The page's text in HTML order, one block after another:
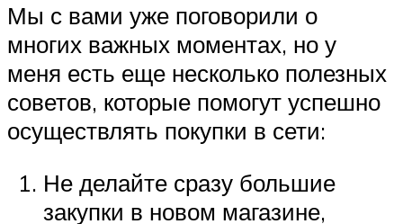
Мы с вами уже поговорили о
многих важных моментах, но у
меня есть еще несколько полезных
советов, которые помогут успешно
осуществлять покупки в сети:
Не делайте сразу большие
закупки в новом магазине,